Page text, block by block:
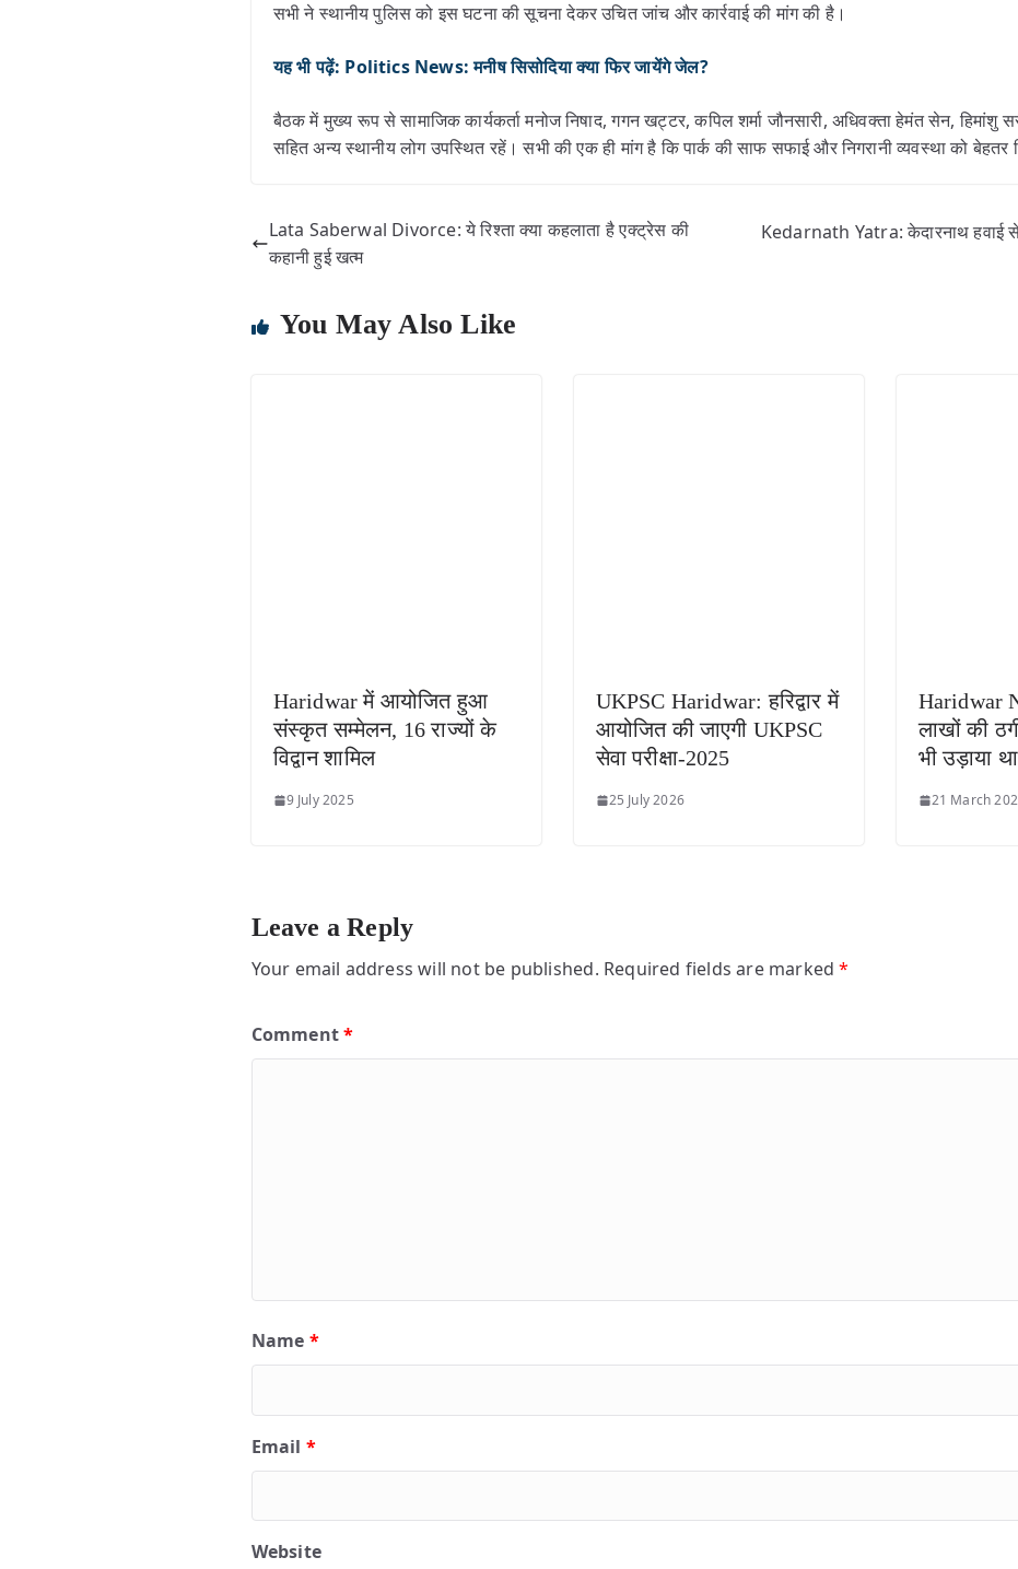
सभी ने स्थानीय पुलिस को इस घटना की सूचना देकर उचित जांच और कार्रवाई की मांग की है।
यह भी पढ़ें: Politics News: मनीष सिसोदिया क्या फिर जायेंगे जेल?
बैठक में मुख्य रूप से सामाजिक कार्यकर्ता मनोज निषाद, गगन खट्टर, कपिल शर्मा जौनसारी, अधिवक्ता हेमंत सेन, हिमांशु
सहित अन्य स्थानीय लोग उपस्थित रहें। सभी की एक ही मांग है कि पार्क की साफ सफाई और निगरानी व्यवस्था को बेहतर
Lata Saberwal Divorce: ये रिश्ता क्या कहलाता है एक्ट्रेस की
कहानी हुई खत्म
Kedarnath Yatra: केदारनाथ हवाई
You May Also Like
Haridwar में आयोजित हुआ
संस्कृत सम्मेलन, 16 राज्यों के
विद्वान शामिल
9 July 2025
UKPSC Haridwar: हरिद्वार में
आयोजित की जाएगी UKPSC
सेवा परीक्षा-2025
25 July 2026
Haridwar
लाखों की
भी उड़ाया
21 March
Leave a Reply
Your email address will not be published. Required fields are marked*
Comment*
Name *
Email *
Website